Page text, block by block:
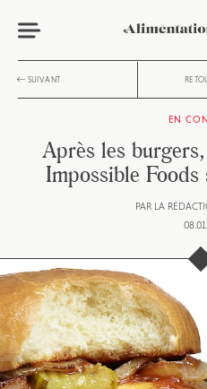
SUIVANT
EN
Après les
Impossible Foods
PAR LA